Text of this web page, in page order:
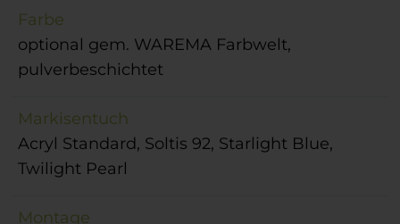
Farbe
optional gem. WAREMA Farbwelt,
pulverbeschichtet
Markisentuch
Acryl Standard, Soltis 92, Starlight Blue,
Twilight Pearl
Montage